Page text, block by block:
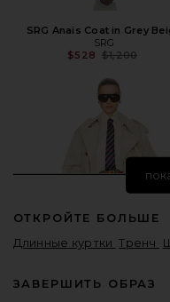
SRG Anais Coat in Grey
SRG
$528 Предыдущая
$1,200
ОТКРОЙТЕ БОЛЬШЕ
Длинные куртки Тренч
ЗАВЕРШИТЬ ОБРАЗ